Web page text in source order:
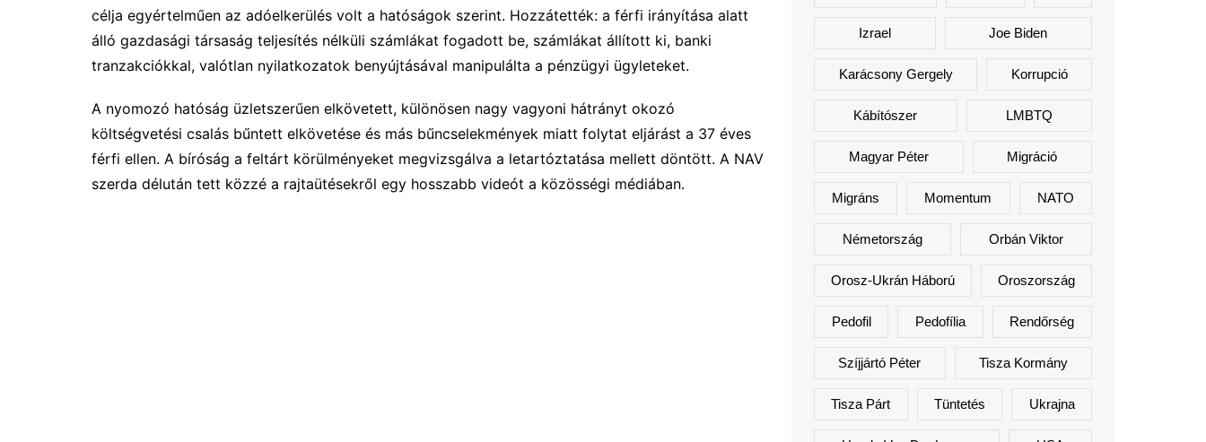
célja egyértelműen az adóelkerülés volt a hatóságok szerint. Hozzátették: a férfi irányítása alatt
álló gazdasági társaság teljesítés nélküli számlákat fogadott be, számlákat állított ki, banki
tranzakciókkal, valótlan nyilatkozatok benyújtásával manipulálta a pénzügyi ügyleteket.
A nyomozó hatóság üzletszerűen elkövetett, különösen nagy vagyoni hátrányt okozó
költségvetési csalás bűntett elkövetése és más bűncselekmények miatt folytat eljárást a 37 éves
férfi ellen. A bíróság a feltárt körülményeket megvizsgálva a letartóztatása mellett döntött. A NAV
szerda délután tett közzé a rajtaütésekről egy hosszabb videót a közösségi médiában.
Izrael Joe Biden
Karácsony Gergely Korrupció
Kábítószer LMBTQ
Magyar Péter Migráció
Migráns Momentum NATO
Németország Orbán Viktor
Orosz-Ukrán Háború Oroszország
Pedofil Pedofília Rendőrség
Szíjjártó Péter Tisza Kormány
Tisza Párt Tüntetés Ukrajna